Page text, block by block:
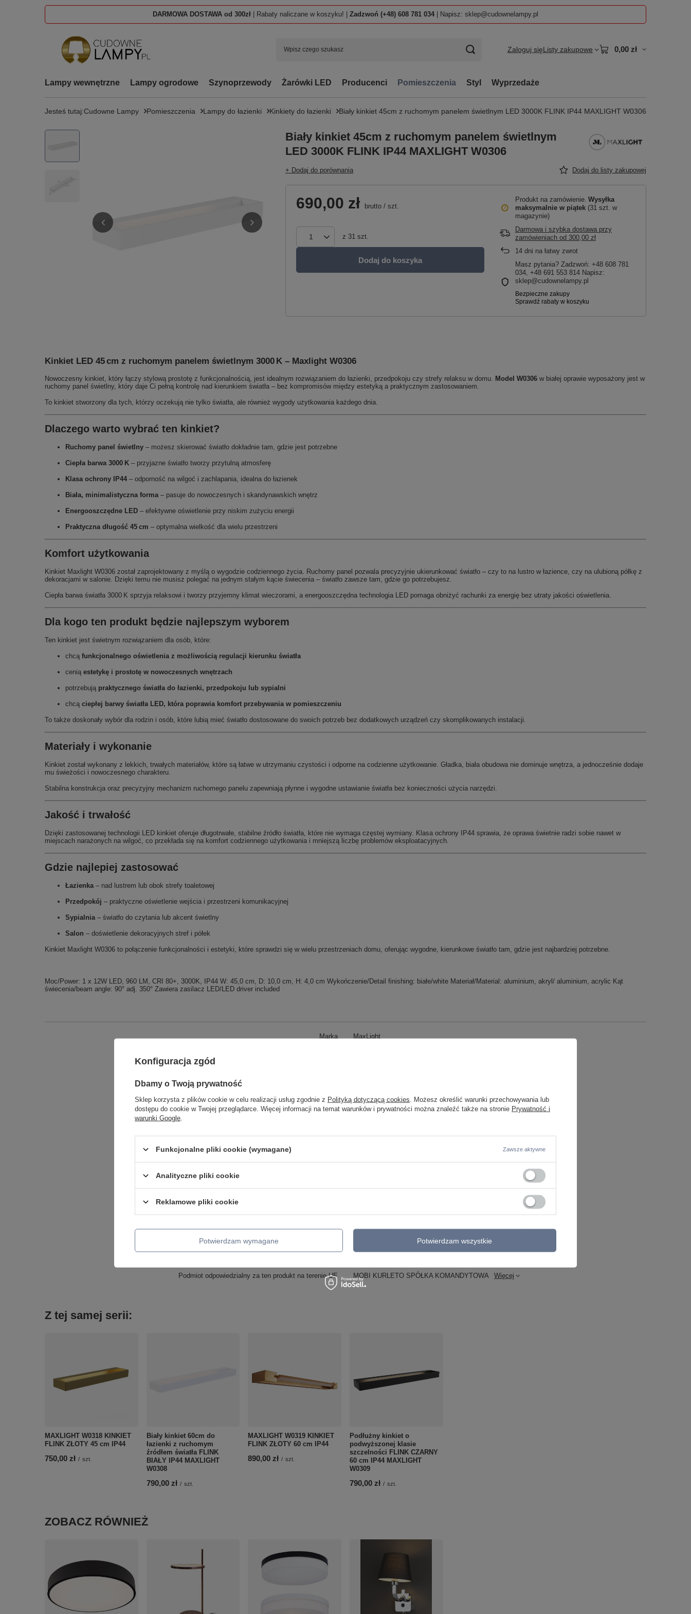
DARMOWA DOSTAWA od 300zł | Rabaty naliczane w koszyku! | Zadzwoń (+48) 608 781 034 | Napisz: sklep@cudownelampy.pl
Zaloguj sięListy zakupowe 0,00 zł
Lampy wewnętrzne Lampy ogrodowe Szynoprzewody Żarówki LED Producenci Pomieszczenia Styl Wyprzedaże
Jesteś tutaj:Cudowne Lampy Pomieszczenia Lampy do łazienki Kinkiety do łazienki Biały kinkiet 45cm z ruchomym panelem świetlnym LED 3000K FLINK IP44 MAXLIGHT W0306
Biały kinkiet 45cm z ruchomym panelem świetlnym
LED 3000K FLINK IP44 MAXLIGHT W0306
+ Dodaj do porównania Dodaj do listy zakupowej
690,00 zł brutto / szt.
z 31 szt.
Dodaj do koszyka
Produkt na zamówienie Wysyłka
maksymalnie w piątek (31 szt. w
magazynie)
Darmowa i szybka dostawa przy
zamówieniach od 300,00 zł
14 dni na łatwy zwrot
Masz pytania? Zadzwoń: +48 608 781
034, +48 691 553 814 Napisz:
sklep@cudownelampy.pl
Kinkiet LED 45 cm z ruchomym panelem świetlnym 3000 K – Maxlight W0306
Nowoczesny kinkiet, który łączy stylową prostotę z funkcjonalnością, jest idealnym rozwiązaniem do łazienki, przedpokoju czy strefy relaksu w domu. Model W0306 w białej oprawie wyposażony jest w
ruchomy panel świetlny, który daje Ci pełną kontrolę nad kierunkiem światła – bez kompromisów między estetyką a praktycznym zastosowaniem.
To kinkiet stworzony dla tych, którzy oczekują nie tylko światła, ale również wygody użytkowania każdego dnia.
Dlaczego warto wybrać ten kinkiet?
Ruchomy panel świetlny – możesz skierować światło dokładnie tam, gdzie jest potrzebne
Ciepła barwa 3000 K – przyjazne światło tworzy przytulną atmosferę
Klasa ochrony IP44 – odporność na wilgoć i zachlapania, idealna do łazienek
Biała, minimalistyczna forma– pasuje do nowoczesnych i skandynawskich wnętrz
Energooszczędne LED – efektywne oświetlenie przy niskim zużyciu energii
Praktyczna długość 45 cm – optymalna wielkość dla wielu przestrzeni
Komfort użytkowania
Kinkiet Maxlight W0306 został zaprojektowany z myślą o wygodzie codziennego życia. Ruchomy panel pozwala precyzyjnie ukierunkować światło – czy to na lustro w łazience, czy na ulubioną półkę z
dekoracjami w salonie. Dzięki temu nie musisz polegać na jednym stałym kącie świecenia – światło zawsze tam, gdzie go potrzebujesz.
Ciepła barwa światła 3000 K sprzyja relaksowi i tworzy przyjemny klimat wieczorami, a energooszczędna technologia LED pomaga obniżyć rachunki za energię bez utraty jakości oświetlenia.
Dla kogo ten produkt będzie najlepszym wyborem
Ten kinkiet jest świetnym rozwiązaniem dla osób, które:
chcą funkcjonalnego oświetlenia z możliwością regulacji kierunku światła
cenią estetykę i prostotę w nowoczesnych wnętrzach
potrzebują praktycznego światła do łazienki, przedpokoju lub sypialni
chcą ciepłej barwy światła LED, która poprawia komfort przebywania w pomieszczeniu
To także doskonały wybór dla rodzin i osób, które lubią mieć światło dostosowane do swoich potrzeb bez dodatkowych urządzeń czy skomplikowanych instalacji.
Materiały i wykonanie
Kinkiet został wykonany z lekkich, trwałych materiałów, które są łatwe w utrzymaniu czystości i odporne na codzienne użytkowanie. Gładka, biała obudowa nie dominuje wnętrza, a jednocześnie dodaje
mu świeżości i nowoczesnego charakteru.
Stabilna konstrukcja oraz precyzyjny mechanizm ruchomego panelu zapewniają płynne i wygodne ustawianie światła bez konieczności użycia narzędzi.
Jakość i trwałość
Dzięki zastosowanej technologii LED kinkiet oferuje długotrwałe, stabilne źródło światła, które nie wymaga częstej wymiany. Klasa ochrony IP44 sprawia, że oprawa świetnie radzi sobie nawet w
miejscach narażonych na wilgoć, co przekłada się na komfort codziennego użytkowania i mniejszą liczbę problemów eksploatacyjnych.
Gdzie najlepiej zastosować
Łazienka– nad lustrem lub obok strefy toaletowej
Przedpokój – praktyczne oświetlenie wejścia i przestrzeni komunikacyjnej
Sypialnia– światło do czytania lub akcent świetlny
Salon – doświetlenie dekoracyjnych stref i półek
Kinkiet Maxlight W0306 to połączenie funkcjonalności i estetyki, które sprawdzi się w wielu przestrzeniach domu, oferując wygodne, kierunkowe światło tam, gdzie jest najbardziej potrzebne.
Moc/Power: 1 x 12W LED, 960 LM, CRI 80+, 3000K, IP44 W: 45,0 cm, D: 10,0 cm, H: 4,0 cm Wykończenie/Detail finishing: białe/white Materiał/Material: aluminium, akryl/ aluminium, acrylic Kąt
świecenia/beam angle: 90° adj. 350° Zawiera zasilacz LED/LED driver included
Marka MaxLight
Podmiot odpowiedzialny za ten produkt na terenie UE MOBI KURLETO SPÓŁKA KOMANDYTOWA Więcej
Klasa energetyczna G
Średnica / szerokość/ długość
Kolor Biały
Z tej samej serii:
MAXLIGHT W0318 KINKIET
FLINK ZŁOTY 45 cm IP44
750,00 zł / szt.
Biały kinkiet 60cm do
łazienki z ruchomym
źródłem światła FLINK
BIAŁY IP44 MAXLIGHT
W0308
790,00 zł / szt.
MAXLIGHT W0319 KINKIET
FLINK ZŁOTY 60 cm IP44
890,00 zł / szt.
Podłużny kinkiet o
podwyższonej klasie
szczelności FLINK CZARNY
60 cm IP44 MAXLIGHT
W0309
790,00 zł / szt.
ZOBACZ RÓWNIEŻ
Konfiguracja zgód
Dbamy o Twoją prywatność
Sklep korzysta z plików cookie w celu realizacji usług zgodnie z Polityką dotyczącą cookies . Możesz określić warunki przechowywania lub
dostępu do cookie w Twojej przeglądarce. Więcej informacji na temat warunków i prywatności można znaleźć także na stronie Prywatność i
warunki Google
Funkcjonalne pliki cookie (wymagane) Zawsze aktywne
Analityczne pliki cookie
Reklamowe pliki cookie
Potwierdzam wymagane Potwierdzam wszystkie